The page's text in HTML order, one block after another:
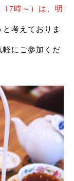
時～）は、明
考えておりま
軽にご参加くだ